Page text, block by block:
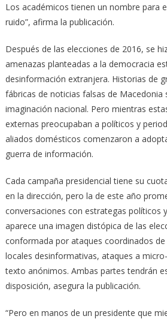
Los académicos tienen un nombre para
ruido”, afirma la publicación.
Después de las elecciones de 2016, se
amenazas planteadas a la democracia
desinformación extranjera. Historias de
fábricas de noticias falsas de Macedonia
imaginación nacional. Pero mientras
externas preocupaban a políticos y
aliados domésticos comenzaron a
guerra de información.
Cada campaña presidencial tiene su
en la dirección, pero la de este año
conversaciones con estrategas políticos
aparece una imagen distópica de las
conformada por ataques coordinados
locales desinformativas, ataques a
texto anónimos. Ambas partes tendrán
disposición, asegura la publicación.
“Pero en manos de un presidente que